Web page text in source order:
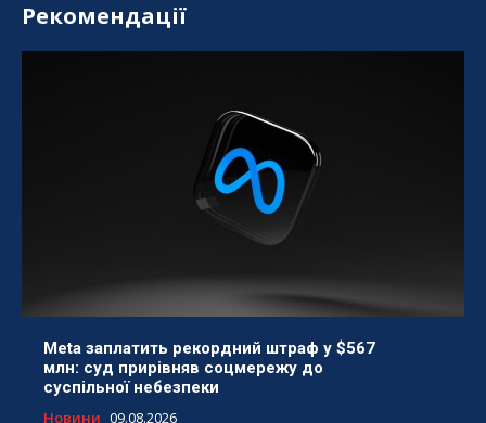
Рекомендації
Meta заплатить рекордний штраф у $567
млн: суд прирівняв соцмережу до
суспільної небезпеки
Новини 09.08.2026